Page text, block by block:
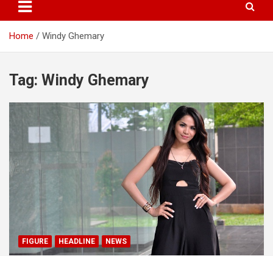
Home Windy Ghemary
Tag: Windy Ghemary
FIGURE HEADLINE NEWS